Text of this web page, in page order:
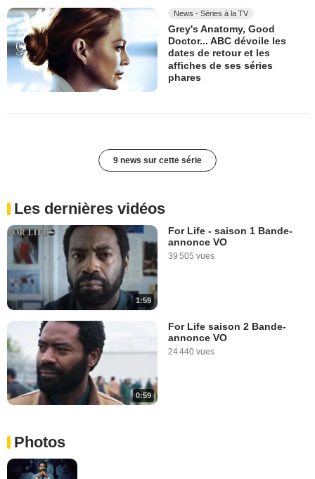
News - Séries à la TV
Grey's Anatomy, Good
Doctor... ABC dévoile les
dates de retour et les
affiches de ses séries
phares
9 news sur cette série
Les dernières vidéos
1:59
For Life - saison 1 Bande-
annonce VO
39 505 vues
0:59
For Life saison 2 Bande-
annonce VO
24 440 vues
Photos